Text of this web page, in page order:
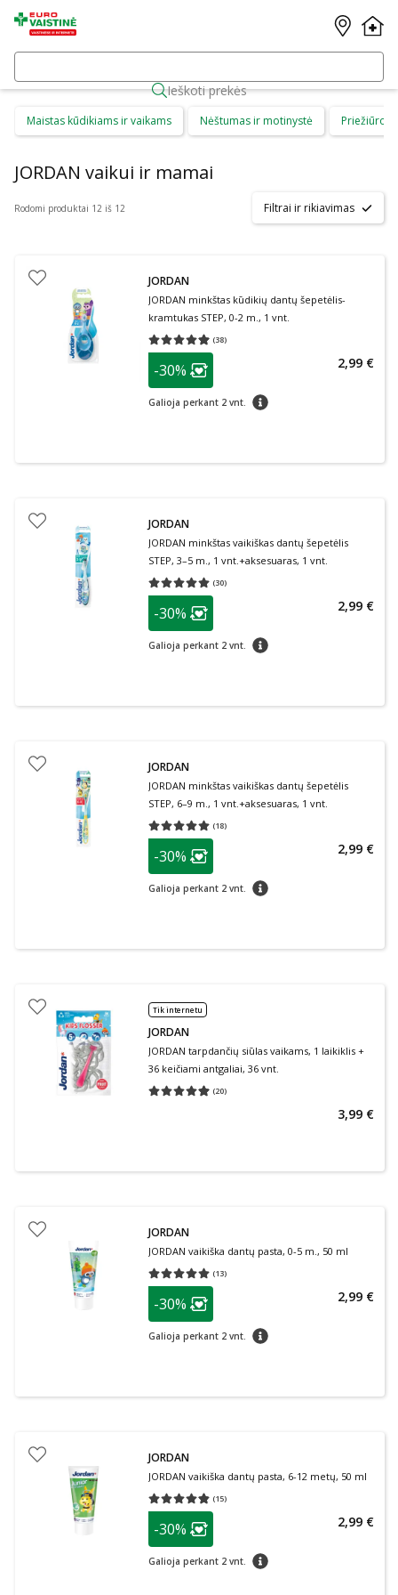
Ieškoti prekės
Maistas kūdikiams ir vaikams Nėštumas ir motinystė Priežiūros
JORDAN vaikui ir mamai
Rodomi produktai 12 iš 12 Filtrai ir rikiavimas
JORDAN
JORDAN minkštas kūdikių dantų šepetėlis-
kramtukas STEP, 0-2 m., 1 vnt.
(38)
Vidutinis įvertinimas 4.97
patarimas
Lojalumo klubo narių nuolaida
-30%
Galioja perkant 2 vnt. patarimas
2,99 €
JORDAN
JORDAN minkštas vaikiškas dantų šepetėlis
STEP, 3–5 m., 1 vnt.+aksesuaras, 1 vnt.
(30)
Vidutinis įvertinimas 5.00
patarimas
Lojalumo klubo narių nuolaida
-30%
Galioja perkant 2 vnt. patarimas
2,99 €
JORDAN
JORDAN minkštas vaikiškas dantų šepetėlis
STEP, 6–9 m., 1 vnt.+aksesuaras, 1 vnt.
(18)
Vidutinis įvertinimas 5.00
patarimas
Lojalumo klubo narių nuolaida
-30%
Galioja perkant 2 vnt. patarimas
2,99 €
Tik internetu
JORDAN
JORDAN tarpdančių siūlas vaikams, 1 laikiklis +
36 keičiami antgaliai, 36 vnt.
(20)
Vidutinis įvertinimas 4.95
3,99 €
JORDAN
JORDAN vaikiška dantų pasta, 0-5 m., 50 ml
(13)
Vidutinis įvertinimas 5.00
patarimas
Lojalumo klubo narių nuolaida
-30%
Galioja perkant 2 vnt. patarimas
2,99 €
JORDAN
JORDAN vaikiška dantų pasta, 6-12 metų, 50 ml
(15)
Vidutinis įvertinimas 4.80
patarimas
Lojalumo klubo narių nuolaida
-30%
Galioja perkant 2 vnt. patarimas
2,99 €